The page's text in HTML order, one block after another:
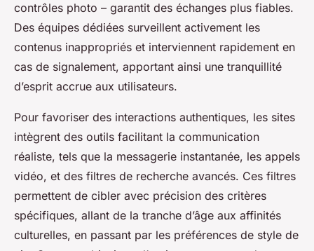
contrôles photo – garantit des échanges plus fiables.
Des équipes dédiées surveillent activement les
contenus inappropriés et interviennent rapidement en
cas de signalement, apportant ainsi une tranquillité
d’esprit accrue aux utilisateurs.
Pour favoriser des interactions authentiques, les sites
intègrent des outils facilitant la communication
réaliste, tels que la messagerie instantanée, les appels
vidéo, et des filtres de recherche avancés. Ces filtres
permettent de cibler avec précision des critères
spécifiques, allant de la tranche d’âge aux affinités
culturelles, en passant par les préférences de style de